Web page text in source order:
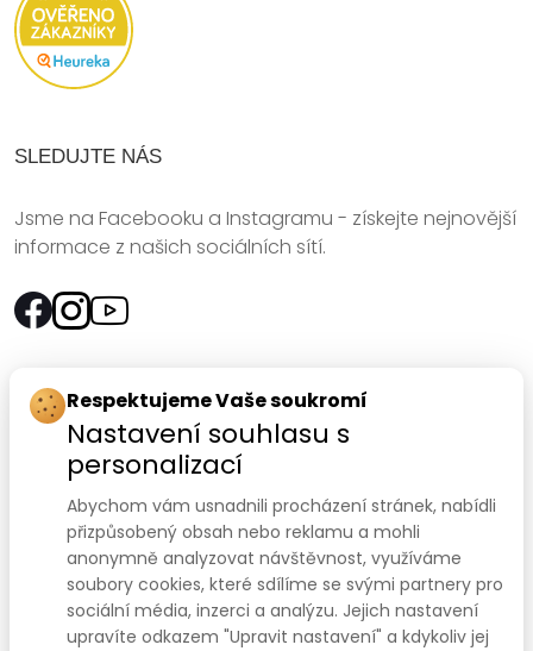
SLEDUJTE NÁS
Jsme na Facebooku a Instagramu - získejte nejnovější
informace z našich sociálních sítí.
Rychlý kontakt:
SANOMED, spol. s r.o.
Palackého třída 240/75
612 00 Brno-Královo Pole
Prodejna:+420 541 422 911,+420 541 422 912
e-mail:prodejna@sanomed.cz
Respektujeme Vaše soukromí
Nastavení souhlasu s
personalizací
Abychom vám usnadnili procházení stránek, nabídli
přizpůsobený obsah nebo reklamu a mohli
anonymně analyzovat návštěvnost, využíváme
soubory cookies, které sdílíme se svými partnery pro
sociální média, inzerci a analýzu. Jejich nastavení
upravíte odkazem "Upravit nastavení" a kdykoliv jej